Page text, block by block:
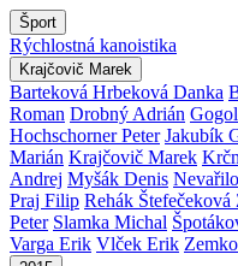
Šport
Rýchlostná kanoistika
Krajčovič Marek
Barteková Hrbeková Danka
Roman Drobný Adrián
Hochschorner Peter Jakubík
Marián Krajčovič Marek
Andrej Myšák Denis
Praj Filip Rehák Štefečeková
Peter Slamka Michal
Varga Erik Vlček Erik